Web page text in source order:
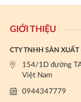
GIỚI THIỆU
CTY TNHH SẢN XUẤT
154/1D đường
Việt Nam
0944347779